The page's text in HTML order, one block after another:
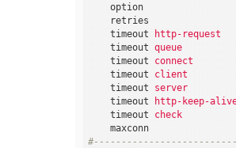
option
retries
timeout
http-request
timeout queue
timeout
connect
timeout
client
timeout
server
timeout
http-keep-
timeout
check
maxconn